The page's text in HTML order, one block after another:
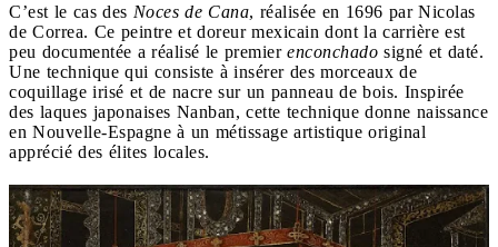
C’est le cas des Noces de Cana, réalisée en 1696 par Nicolas
de Correa. Ce peintre et doreur mexicain dont la carrière est
peu documentée a réalisé le premier enconchado signé et daté.
Une technique qui consiste à insérer des morceaux de
coquillage irisé et de nacre sur un panneau de bois. Inspirée
des laques japonaises Nanban, cette technique donne naissance
en Nouvelle-Espagne à un métissage artistique original
apprécié des élites locales.